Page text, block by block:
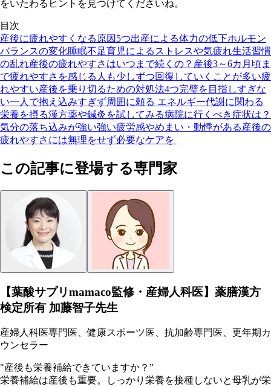
をいたわるヒントを見つけてくださいね。
目次
産後に疲れやすくなる原因5つ出産による体力の低下ホルモン
バランスの変化睡眠不足育児によるストレスや気疲れ生活習慣
の乱れ産後の疲れやすさはいつまで続くの？ 産後3～6カ月頃ま
で疲れやすさを感じる人も少しずつ回復していくことが多い疲
れやすい産後を乗り切るための対処法4つ完璧を目指しすぎな
い一人で抱え込みすぎず周囲に頼る エネルギー代謝に関わる
栄養を摂る漢方薬や鍼灸を試してみる病院に行くべき症状は？
気分の落ち込みが強い強い疲労感やめまい・動悸がある産後の
疲れやすさには無理をせず必要なケアを
この記事に登場する専門家
【葉酸サプリmamaco監修・産婦人科医】薬膳漢方
検定所有 加藤智子先生
産婦人科医専門医、健康スポーツ医、抗加齢専門医、更年期カ
ウンセラー
"産後も栄養補給できていますか？”
栄養補給は産後も重要。しっかり栄養を接種しないと母乳が栄